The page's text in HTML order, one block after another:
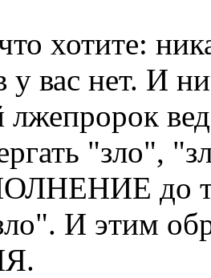
хотите:
у вас нет. И
"зло",
до
И этим